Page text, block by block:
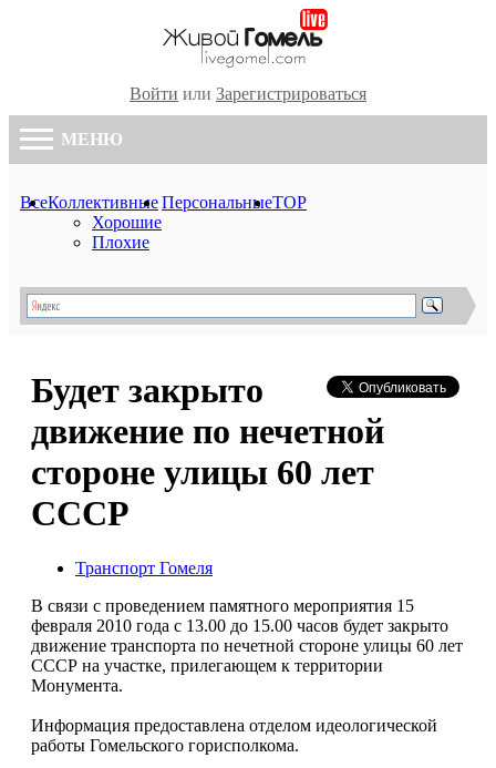
Войти или Зарегистрироваться
МЕНЮ
ВсеКоллективные
Хорошие
Плохие
ПерсональныеTOP
Будет закрыто
движение по нечетной
стороне улицы 60 лет
СССР
Транспорт Гомеля
В связи с проведением памятного мероприятия 15
февраля 2010 года с 13.00 до 15.00 часов будет закрыто
движение транспорта по нечетной стороне улицы 60 лет
СССР на участке, прилегающем к территории
Монумента.
Информация предоставлена отделом идеологической
работы Гомельского горисполкома.